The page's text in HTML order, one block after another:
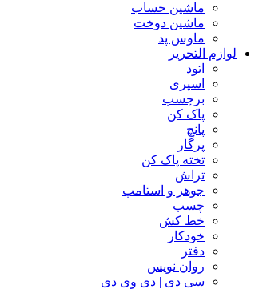
ماشین حساب
ماشین دوخت
ماوس پد
لوازم التحریر
اتود
اسپری
برچسب
پاک کن
پانچ
پرگار
تخته پاک کن
تراش
جوهر و استامپ
چسب
خط کش
خودکار
دفتر
روان نویس
سی دی | دی وی دی